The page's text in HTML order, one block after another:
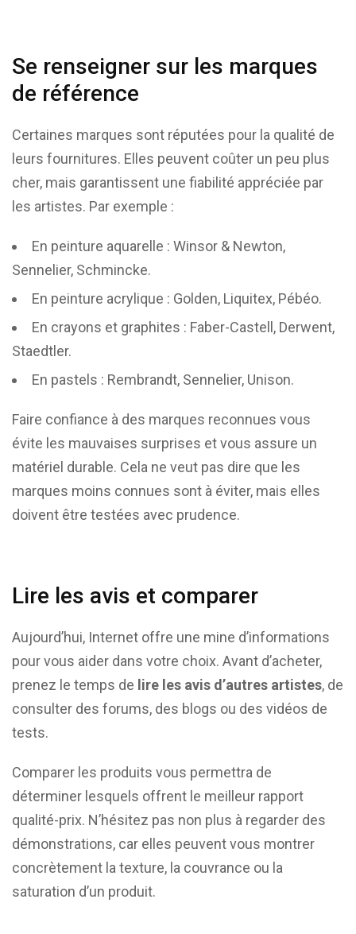
Se renseigner sur les marques
de référence
Certaines marques sont réputées pour la qualité de
leurs fournitures. Elles peuvent coûter un peu plus
cher, mais garantissent une fiabilité appréciée par
les artistes. Par exemple :
En peinture aquarelle : Winsor & Newton,
Sennelier, Schmincke.
En peinture acrylique : Golden, Liquitex, Pébéo.
En crayons et graphites : Faber-Castell, Derwent,
Staedtler.
En pastels : Rembrandt, Sennelier, Unison.
Faire confiance à des marques reconnues vous
évite les mauvaises surprises et vous assure un
matériel durable. Cela ne veut pas dire que les
marques moins connues sont à éviter, mais elles
doivent être testées avec prudence.
Lire les avis et comparer
Aujourd’hui, Internet offre une mine d’informations
pour vous aider dans votre choix. Avant d’acheter,
prenez le temps de lire les avis d’autres artistes, de
consulter des forums, des blogs ou des vidéos de
tests.
Comparer les produits vous permettra de
déterminer lesquels offrent le meilleur rapport
qualité-prix. N’hésitez pas non plus à regarder des
démonstrations, car elles peuvent vous montrer
concrètement la texture, la couvrance ou la
saturation d’un produit.